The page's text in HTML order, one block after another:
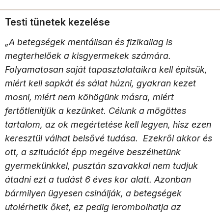
Testi tünetek kezelése
„A betegségek mentálisan és fizikailag is
megterhelőek a kisgyermekek számára.
Folyamatosan saját tapasztalataikra kell építsük,
miért kell sapkát és sálat húzni, gyakran kezet
mosni, miért nem köhögünk másra, miért
fertőtlenítjük a kezünket. Célunk a mögöttes
tartalom, az ok megértetése kell legyen, hisz ezen
keresztül válhat belsővé tudása. Ezekről akkor és
ott, a szituációt épp megélve beszélhetünk
gyermekünkkel, pusztán szavakkal nem tudjuk
átadni ezt a tudást 6 éves kor alatt. Azonban
bármilyen ügyesen csinálják, a betegségek
utolérhetik őket, ez pedig lerombolhatja az